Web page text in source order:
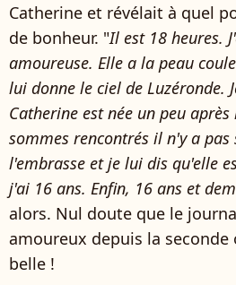
Catherine et révélait à quel
de bonheur. "Il est 18 heures.
amoureuse. Elle a la peau
lui donne le ciel de Luzéronde.
Catherine est née un peu
sommes rencontrés il n'y a pas
l'embrasse et je lui dis qu'elle
j'ai 16 ans. Enfin, 16 ans et
alors. Nul doute que le
amoureux depuis la seconde
belle !